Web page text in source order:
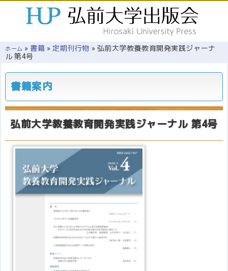
ホーム » 書籍 » 定期刊行物 » 弘前大学教養教育開発実践ジャーナ
ル 第4号
書籍案内
弘前大学教養教育開発実践ジャーナル 第4号